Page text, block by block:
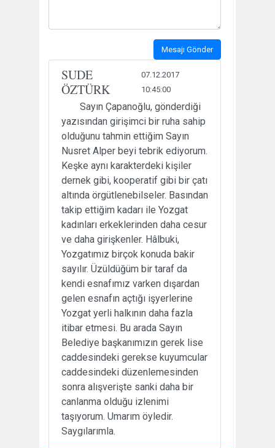
Mesajı Gönder
SUDE
ÖZTÜRK
07.12.2017
10:45:00
Sayın Çapanoğlu, gönderdiği
yazısından girişimci bir ruha sahip
olduğunu tahmin ettiğim Sayın
Nusret Alper beyi tebrik ediyorum.
Keşke aynı karakterdeki kişiler
dernek gibi, kooperatif gibi bir çatı
altında örgütlenebilseler. Basından
takip ettiğim kadarı ile Yozgat
kadınları erkeklerinden daha cesur
ve daha girişkenler. Hâlbuki,
Yozgatımız birçok konuda bakir
sayılır. Üzüldüğüm bir taraf da
kendi esnafımız varken dışardan
gelen esnafın açtığı işyerlerine
Yozgat yerli halkının daha fazla
itibar etmesi. Bu arada Sayın
Belediye başkanımızın gerek lise
caddesindeki gerekse kuyumcular
caddesindeki düzenlemesinden
sonra alışverişte sanki daha bir
canlanma olduğu izlenimi
taşıyorum. Umarım öyledir.
Saygılarımla.